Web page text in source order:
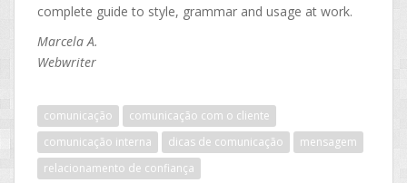
complete guide to style, grammar and usage at work.
Marcela A.
Webwriter
comunicação
comunicação com o cliente
comunicação interna
dicas de comunicação
mensagem
relacionamento de confiança